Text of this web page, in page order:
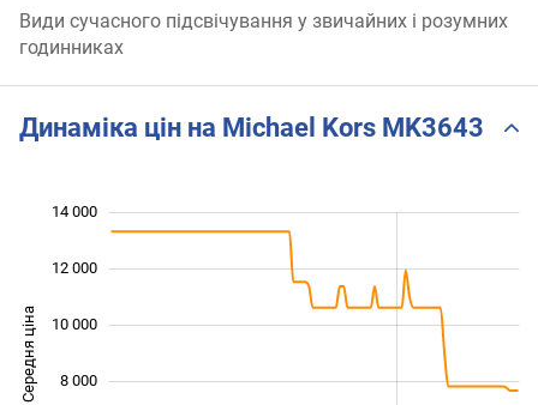
Види сучасного підсвічування у звичайних і розумних
годинниках
Динаміка цін на Michael Kors MK3643
Середня ціна 8 000
10 000
12 000
14 000